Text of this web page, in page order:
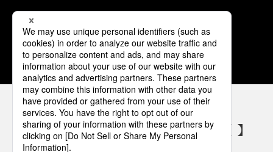
1 2 3 4
パナソニックの電気設備 SNSアカウント